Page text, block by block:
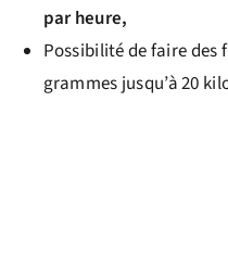
par heure,
Possibilité de faire des
grammes jusqu’à 20